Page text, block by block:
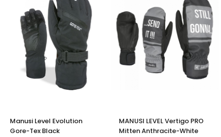
Manusi Level Evolution
Gore-Tex Black
MANUSI LEVEL Vertigo PRO
Mitten Anthracite-White